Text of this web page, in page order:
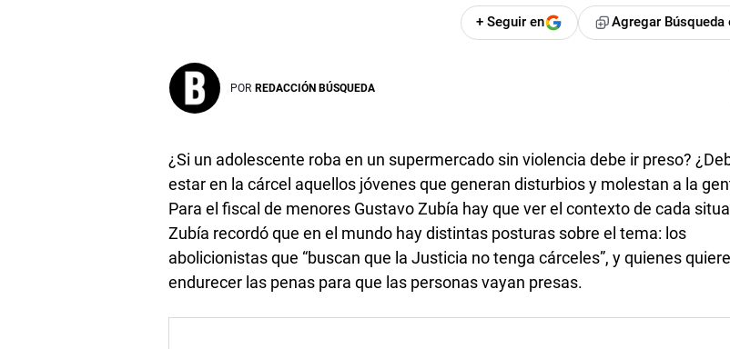
+ Seguir en Agregar Búsqueda
POR REDACCIÓN BÚSQUEDA
¿Si un adolescente roba en un supermercado sin violencia debe ir preso?
estar en la cárcel aquellos jóvenes que generan disturbios y molestan a la
Para el fiscal de menores Gustavo Zubía hay que ver el contexto de cada
Zubía recordó que en el mundo hay distintas posturas sobre el tema: los
abolicionistas que “buscan que la Justicia no tenga cárceles”, y quienes
endurecer las penas para que las personas vayan presas.